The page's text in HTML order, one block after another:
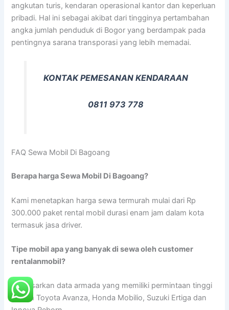
angkutan turis, kendaran operasional kantor dan keperluan
pribadi. Hal ini sebagai akibat dari tingginya pertambahan
angka jumlah penduduk di Bogor yang berdampak pada
pentingnya sarana transporasi yang lebih memadai.
KONTAK PEMESANAN KENDARAAN
0811 973 778
FAQ Sewa Mobil Di Bagoang
Berapa harga Sewa Mobil Di Bagoang?
Kami menetapkan harga sewa termurah mulai dari Rp
300.000 paket rental mobil durasi enam jam dalam kota
termasuk jasa driver.
Tipe mobil apa yang banyak di sewa oleh customer
rentalanmobil?
Berdasarkan data armada yang memiliki permintaan tinggi
adalah Toyota Avanza, Honda Mobilio, Suzuki Ertiga dan